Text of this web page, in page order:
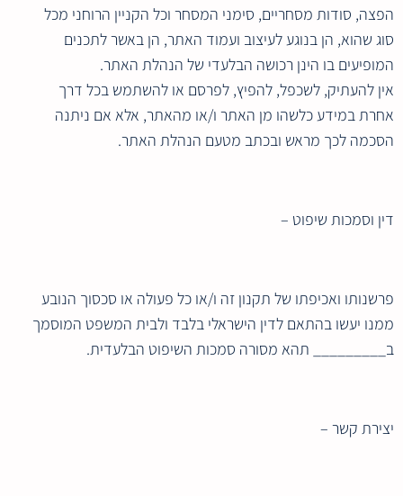
הפצה, סודות מסחריים, סימני המסחר וכל הקניין הרוחני מכל
סוג שהוא, הן בנוגע לעיצוב ועמוד האתר, הן באשר לתכנים
המופיעים בו הינן רכושה הבלעדי של הנהלת האתר.
אין להעתיק, לשכפל, להפיץ, לפרסם או להשתמש בכל דרך
אחרת במידע כלשהו מן האתר ו/או מהאתר, אלא אם ניתנה
הסכמה לכך מראש ובכתב מטעם הנהלת האתר.
דין וסמכות שיפוט –
פרשנותו ואכיפתו של תקנון זה ו/או כל פעולה או סכסוך הנובע
ממנו יעשו בהתאם לדין הישראלי בלבד ולבית המשפט המוסמך
ב_________ תהא מסורה סמכות השיפוט הבלעדית.
יצירת קשר –